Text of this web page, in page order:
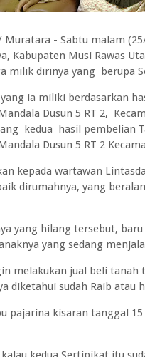
- Sabtu malam
Kabupaten Musi Rawas
milik dirinya yang berupa
ia miliki berdasarkan
Dusun 5 RT 2,
kedua hasil pembelian
Dusun 5 RT 2
kepada wartawan
dirumahnya, yang
yang hilang tersebut,
yang sedang
melakukan jual beli tanah
diketahui sudah Raib atau
pajarina kisaran tanggal